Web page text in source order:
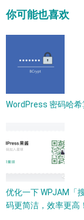
你可能也喜欢
WordPress 密码哈
优化一下 WPJAM「
码更简洁，效率更高！